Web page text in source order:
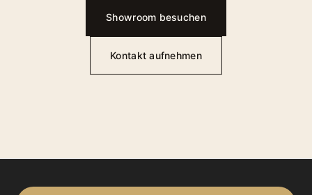
Showroom besuchen
Kontakt aufnehmen